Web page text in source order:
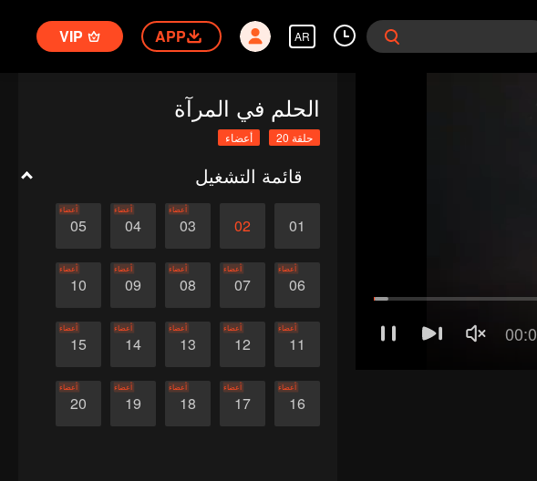
AR
APP
VIP
الحلم في المرآة
حلقة 20 أعضاء
قائمة التشغيل
01
02
03
أعضاء
04
أعضاء
05
أعضاء
06
أعضاء
07
أعضاء
08
أعضاء
09
أعضاء
10
أعضاء
11
أعضاء
12
أعضاء
13
أعضاء
14
أعضاء
15
أعضاء
16
أعضاء
17
أعضاء
18
أعضاء
19
أعضاء
20
أعضاء